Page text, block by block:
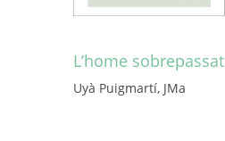
L’home sobrepassat
Uyà Puigmartí, JMa